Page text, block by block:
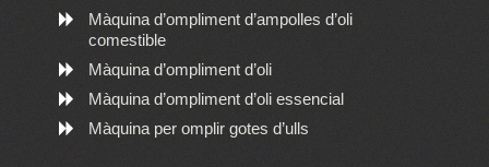
Màquina d’ompliment d’ampolles d’oli
comestible
Màquina d’ompliment d’oli
Màquina d’ompliment d’oli essencial
Màquina per omplir gotes d’ulls